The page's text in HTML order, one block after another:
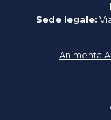
Sede legale:
Animenta